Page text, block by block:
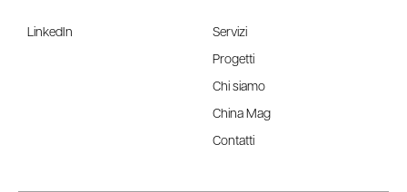
LinkedIn Servizi
Progetti
Chi siamo
China Mag
Contatti